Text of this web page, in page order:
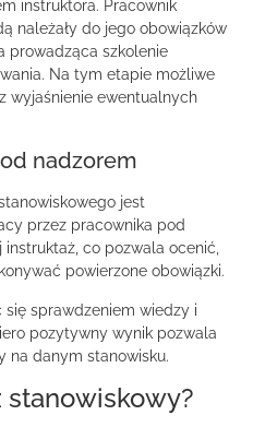
instruktora. Pracownik
należały do jego obowiązków
prowadząca szkolenie
Na tym etapie możliwe
wyjaśnienie ewentualnych
nadzorem
jest
przez pracownika pod
co pozwala ocenić,
powierzone obowiązki.
się sprawdzeniem wiedzy i
pozytywny wynik pozwala
na danym stanowisku.